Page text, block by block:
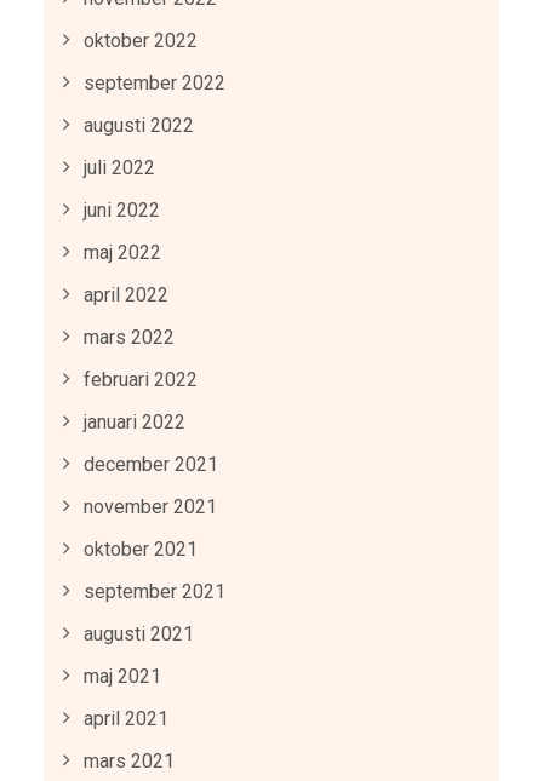
oktober 2022
september 2022
augusti 2022
juli 2022
juni 2022
maj 2022
april 2022
mars 2022
februari 2022
januari 2022
december 2021
november 2021
oktober 2021
september 2021
augusti 2021
maj 2021
april 2021
mars 2021